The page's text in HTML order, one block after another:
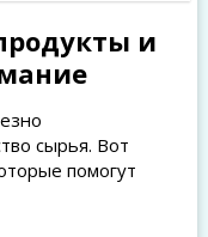
и
сырья. Вот
помогут